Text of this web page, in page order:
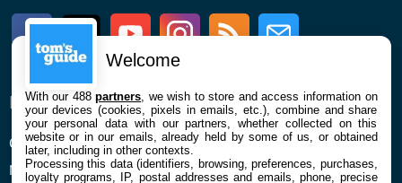
FacebookTwitter Youtube InstagramRSS Newsletter
ENTREPRISE
Qui sommes nous
Mentions légales et CGU
À PROPOS
La rédaction
Contact
Welcome
With our 488partners , we wish to store and access information on
your devices (cookies, pixels in emails, etc.), combine and share
your personal data with our partners, whether collected on this
website or in our emails, already held by some of us, or obtained
later, including in other contexts.
Processing this data (identifiers, browsing, preferences, purchases,
loyalty programs, IP, postal addresses and emails, phone, precise